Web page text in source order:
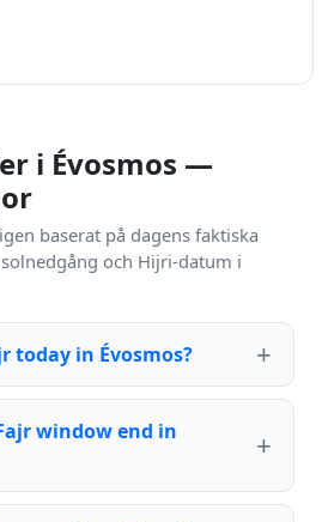
i Évosmos —
baserat på dagens faktiska
och Hijri-datum i
today in Évosmos?
window end in